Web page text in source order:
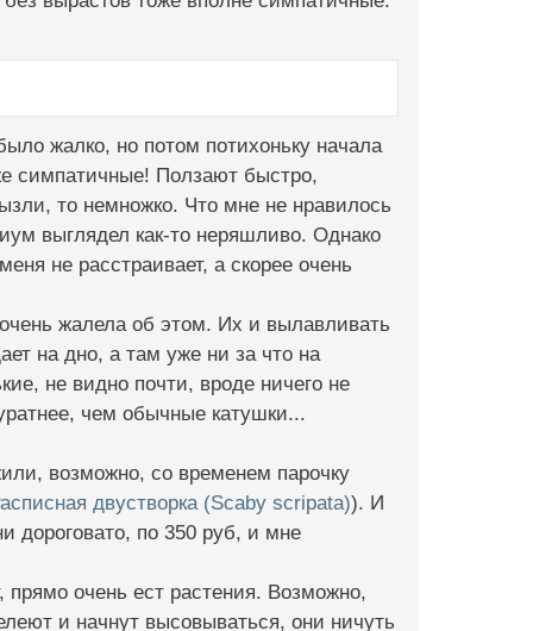
жалко, но потом потихоньку начала
симпатичные! Ползают быстро,
то немножко. Что мне не нравилось
выглядел как-то неряшливо. Однако
не расстраивает, а скорее очень
жалела об этом. Их и вылавливать
на дно, а там уже ни за что на
не видно почти, вроде ничего не
чем обычные катушки...
возможно, со временем парочку
двустворка (Scaby scripata)). И
дороговато, по 350 руб, и мне
очень ест растения. Возможно,
и начнут высовываться, они ничуть